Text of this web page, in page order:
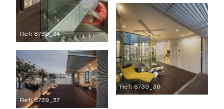
Ref: 8739_34
Ref: 8739_36
Ref: 8739_37